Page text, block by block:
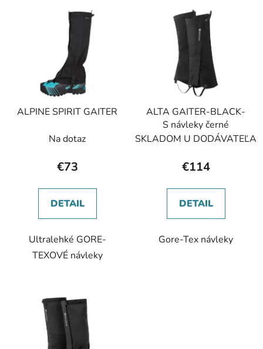
ALPINE SPIRIT GAITER
Na dotaz
€73
DETAIL
Ultralehké GORE-
TEXOVÉ návleky
ALTA GAITER-BLACK-
S návleky černé
SKLADOM U DODÁVATEĽA
€114
DETAIL
Gore-Tex návleky